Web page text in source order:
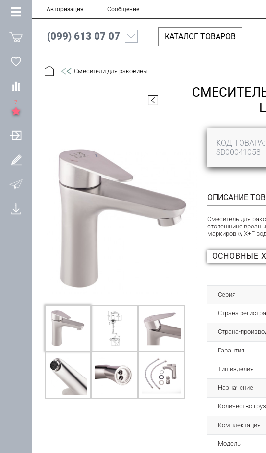
7
Авторизация Сообщение
КАТАЛОГ ТОВАРОВ
(099) 613 07 07
Смесители для раковины
СМЕСИТЕЛЬ
КОД ТОВАРА:
SD00041058
ОПИСАНИЕ
Смеситель для
столешнице
маркировку Х+Г
ОСНОВНЫЕ
Серия
Страна
Страна-
Гарантия
Тип изделия
Назначение
Количество
Комплектация
Модель